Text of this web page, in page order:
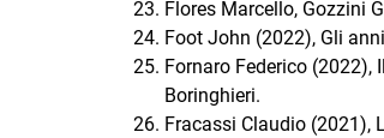
Flores Marcello, Gozzini
Foot John (2022), Gli
Fornaro Federico (2022),
Boringhieri.
Fracassi Claudio (2021),